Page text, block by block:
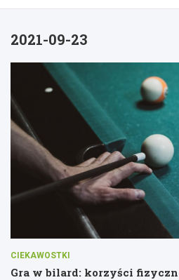
2021-09-23
CIEKAWOSTKI
Gra w bilard: korzyści